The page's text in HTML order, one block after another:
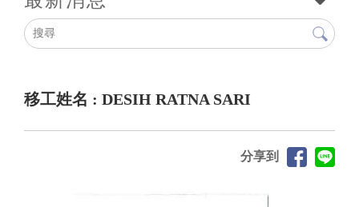
移工姓名 : DESIH RATNA SARI
分享到